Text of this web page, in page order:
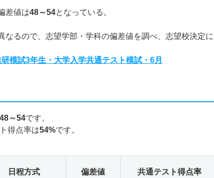
差値は48～54となっている。
なるので、志望学部・学科の偏差値を調べ、志望校決定に
模試3年生・大学入学共通テスト模試・6月
48～54です。
得点率は54%です。
日程方式 偏差値 共通テスト得点率